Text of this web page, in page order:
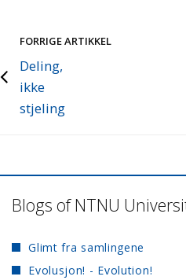
FORRIGE ARTIKKEL
Deling,
ikke
stjeling
Blogs of NTNU
Glimt fra samlingene
Evolusjon! - Evolution!